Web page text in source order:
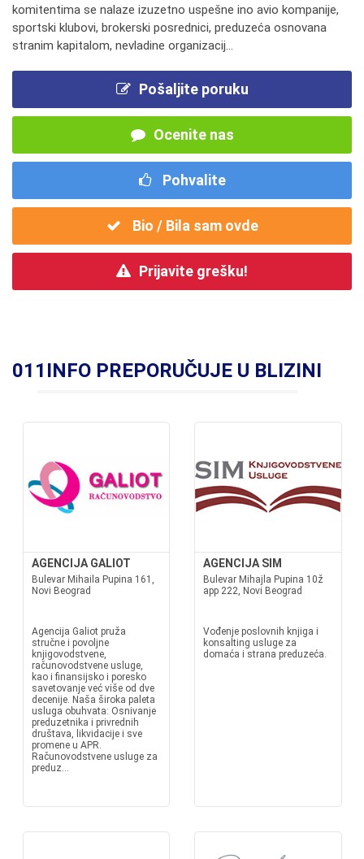
komitentima se nalaze izuzetno uspešne ino avio kompanije,
sportski klubovi, brokerski posrednici, preduzeća osnovana
stranim kapitalom, nevladine organizacij...
Pošaljite poruku
Ocenite nas
Pohvalite
Bio / Bila sam ovde
Prijavite grešku!
011INFO PREPORUČUJE U BLIZINI
AGENCIJA GALIOT
Bulevar Mihaila Pupina 161,
Novi Beograd
Agencija Galiot pruža
stručne i povoljne
knjigovodstvene,
računovodstvene usluge,
kao i finansijsko i poresko
savetovanje već više od dve
decenije. Naša široka paleta
usluga obuhvata: Osnivanje
preduzetnika i privrednih
društava, likvidacije i sve
promene u APR.
Računovodstvene usluge za
preduz...
AGENCIJA SIM
Bulevar Mihajla Pupina 10ž
app 222, Novi Beograd
Vođenje poslovnih knjiga i
konsalting usluge za
domaća i strana preduzeća.